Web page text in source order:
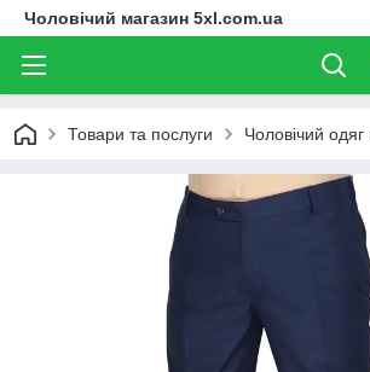
Чоловічий магазин 5xl.com.ua
Товари та послуги Чоловічий одяг